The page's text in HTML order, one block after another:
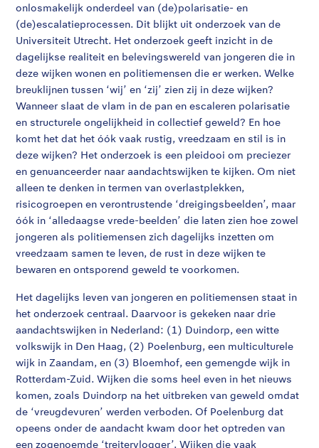
onlosmakelijk onderdeel van (de)polarisatie- en
(de)escalatieprocessen. Dit blijkt uit onderzoek van de
Universiteit Utrecht. Het onderzoek geeft inzicht in de
dagelijkse realiteit en belevingswereld van jongeren die in
deze wijken wonen en politiemensen die er werken. Welke
breuklijnen tussen ‘wij’ en ‘zij’ zien zij in deze wijken?
Wanneer slaat de vlam in de pan en escaleren polarisatie
en structurele ongelijkheid in collectief geweld? En hoe
komt het dat het óók vaak rustig, vreedzaam en stil is in
deze wijken? Het onderzoek is een pleidooi om preciezer
en genuanceerder naar aandachtswijken te kijken. Om niet
alleen te denken in termen van overlastplekken,
risicogroepen en verontrustende ‘dreigingsbeelden’, maar
óók in ‘alledaagse vrede-beelden’ die laten zien hoe zowel
jongeren als politiemensen zich dagelijks inzetten om
vreedzaam samen te leven, de rust in deze wijken te
bewaren en ontsporend geweld te voorkomen.
Het dagelijks leven van jongeren en politiemensen staat in
het onderzoek centraal. Daarvoor is gekeken naar drie
aandachtswijken in Nederland: (1) Duindorp, een witte
volkswijk in Den Haag, (2) Poelenburg, een multiculturele
wijk in Zaandam, en (3) Bloemhof, een gemengde wijk in
Rotterdam-Zuid. Wijken die soms heel even in het nieuws
komen, zoals Duindorp na het uitbreken van geweld omdat
de ‘vreugdevuren’ werden verboden. Of Poelenburg dat
opeens onder de aandacht kwam door het optreden van
een zogenoemde ‘treitervlogger’. Wijken die vaak